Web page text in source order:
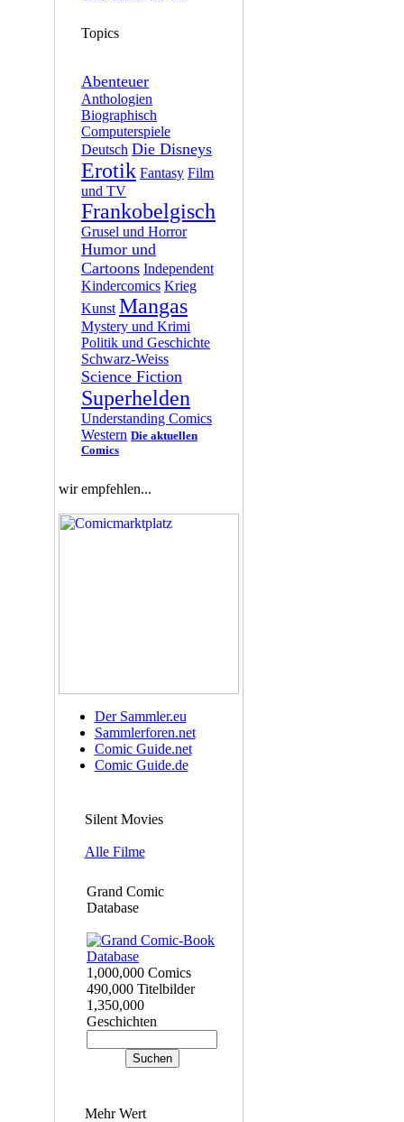
Topics
Abenteuer
Anthologien
Biographisch
Computerspiele
Deutsch Die Disneys
Erotik Fantasy Film
und TV
Frankobelgisch
Grusel und Horror
Humor und
Cartoons Independent
Kindercomics Krieg
Kunst Mangas
Mystery und Krimi
Politik und Geschichte
Schwarz-Weiss
Science Fiction
Superhelden
Understanding Comics
Western Die aktuellen
Comics
wir empfehlen...
Der Sammler.eu
Sammlerforen.net
Comic Guide.net
Comic Guide.de
Silent Movies
Alle Filme
Grand Comic
Database
1,000,000 Comics
490,000 Titelbilder
1,350,000
Geschichten
Mehr Wert